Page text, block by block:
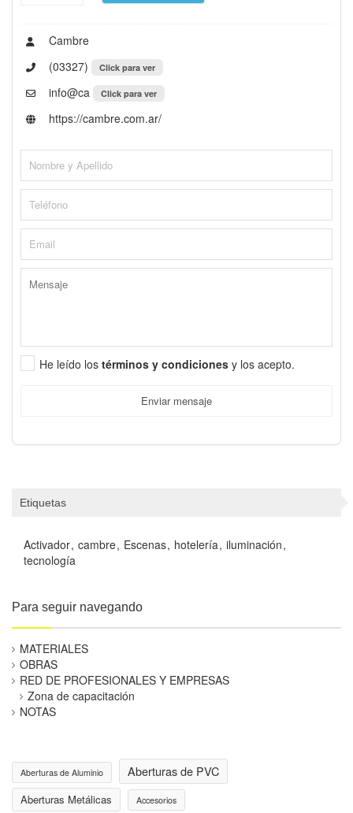
Cambre
(03327)
Click para ver
info@ca Click para ver
https://cambre.com.ar/
He leído los términos y condiciones y los acepto.
Enviar mensaje
Etiquetas
Activador cambre Escenas hotelería iluminación
tecnología
Para seguir navegando
MATERIALES
OBRAS
RED DE PROFESIONALES Y EMPRESAS
Zona de capacitación
NOTAS
Aberturas de Aluminio Aberturas de PVC
Aberturas Metálicas Accesorios